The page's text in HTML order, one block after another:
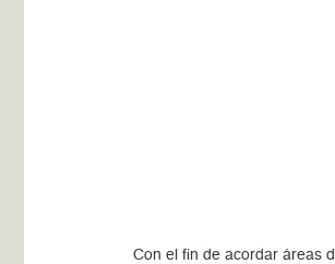
Con el fin de acordar áreas